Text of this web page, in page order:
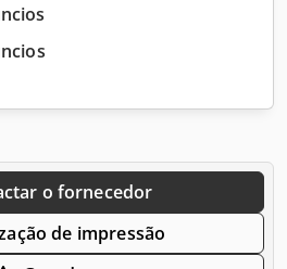
o fornecedor
de impressão